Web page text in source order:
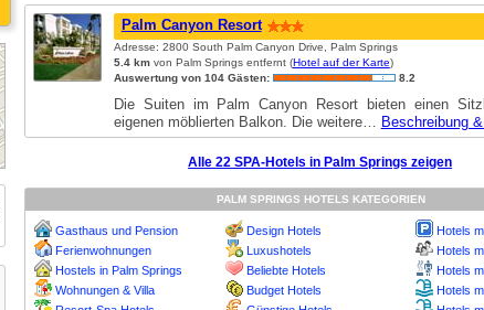
Palm Canyon Resort
Adresse: 2800 South Palm Canyon Drive, Palm Springs
5.4 kmvon Palm Springs entfernt (Hotel auf der Karte)
Auswertung von 104 Gästen:
8.2
Die Suiten im Palm Canyon Resort bieten einen
eigenen möblierten Balkon. Die weitere… Beschreibung
Alle 22 SPA-Hotels in Palm Springs zeigen
PALM SPRINGS HOTELS KATEGORIEN
Gasthaus und Pension
Ferienwohnungen
Hostels in Palm Springs
Wohnungen & Villa
Design Hotels
Luxushotels
Beliebte Hotels
Budget Hotels
Hotels
Hotels
Hotels
Hotels